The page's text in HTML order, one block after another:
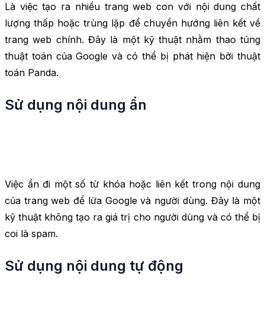
Là việc tạo ra nhiều trang web con với nội dung chất
lượng thấp hoặc trùng lặp để chuyển hướng liên kết về
trang web chính. Đây là một kỹ thuật nhằm thao túng
thuật toán của Google và có thể bị phát hiện bởi thuật
toán Panda.
Sử dụng nội dung ẩn
Việc ẩn đi một số từ khóa hoặc liên kết trong nội dung
của trang web để lừa Google và người dùng. Đây là một
kỹ thuật không tạo ra giá trị cho người dùng và có thể bị
coi là spam.
Sử dụng nội dung tự động